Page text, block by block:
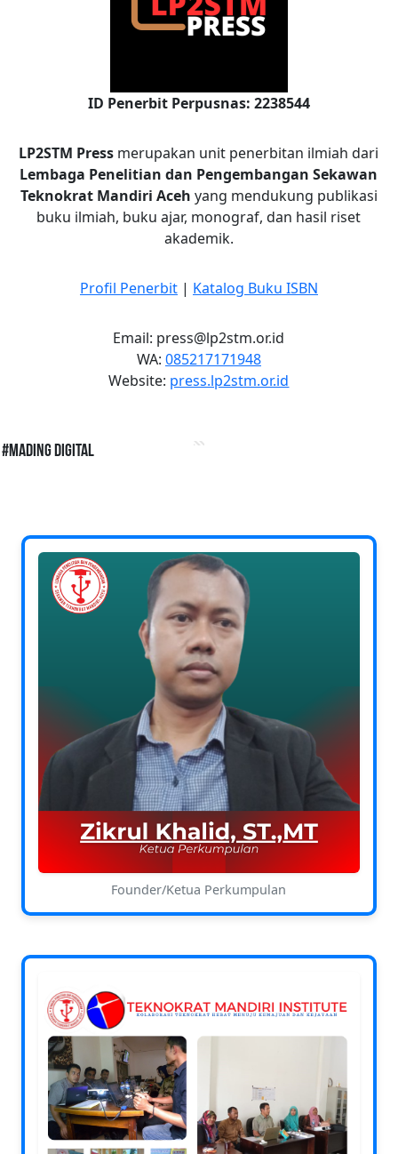
ID Penerbit Perpusnas: 2238544
LP2STM Press merupakan unit penerbitan ilmiah dari
Lembaga Penelitian dan Pengembangan Sekawan
Teknokrat Mandiri Aceh yang mendukung publikasi
buku ilmiah, buku ajar, monograf, dan hasil riset
akademik.
Profil Penerbit| Katalog Buku ISBN
Email: press@lp2stm.or.id
WA: 085217171948
Website: press.lp2stm.or.id
#Mading Digital
Founder/Ketua Perkumpulan